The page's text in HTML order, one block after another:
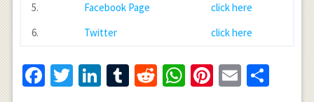
5.
Facebook Page
click here
6.
Twitter click here
Facebook
Twitter
LinkedIn
Tumblr
RedditWhatsApp
Pinterest
Email